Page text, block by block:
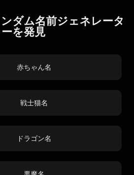
ダム名前ジェネレータ
ーを発見
赤ちゃん名
戦士猫名
ドラゴン名